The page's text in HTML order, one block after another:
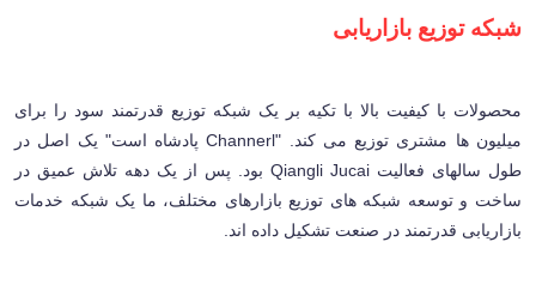
شبکه توزیع بازاریابی
محصولات با کیفیت بالا با تکیه بر یک شبکه توزیع قدرتمند سود را برای
میلیون ها مشتری توزیع می کند. "Channerl پادشاه است" یک اصل در
طول سالهای فعالیت Qiangli Jucai بود. پس از یک دهه تلاش عمیق در
ساخت و توسعه شبکه های توزیع بازارهای مختلف، ما یک شبکه خدمات
بازاریابی قدرتمند در صنعت تشکیل داده اند.